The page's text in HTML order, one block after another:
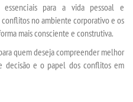
essenciais para a vida pessoal e
no ambiente corporativo e os
mais consciente e construtiva.
quem deseja compreender melhor
decisão e o papel dos conflitos em